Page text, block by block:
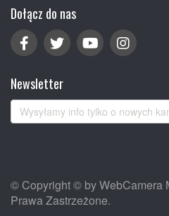
Dołącz do nas
Newsletter
© Copyright © by WebCamera
Prawa Zastrzeżone.